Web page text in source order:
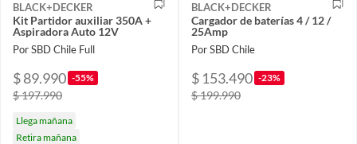
BLACK+DECKER
Kit Partidor auxiliar 350A +
Aspiradora Auto 12V
Por SBD Chile Full
$ 89.990 -55%
$ 197.990
Llega mañana
Retira mañana
BLACK+DECKER
Cargador de baterías 4 / 12 /
25Amp
Por SBD Chile
$ 153.490 -23%
$ 199.990